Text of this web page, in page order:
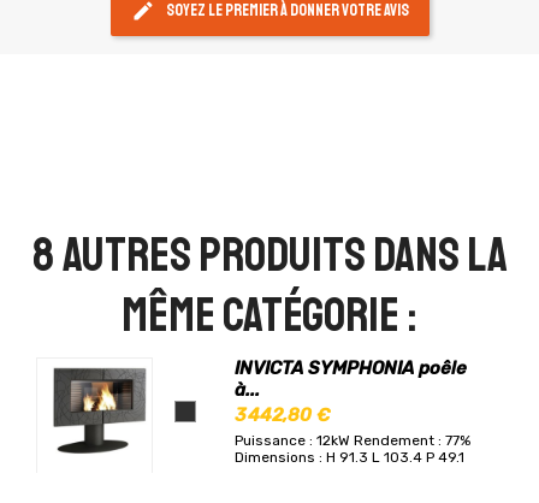
edit Soyez le premier à donner votre avis
8 autres produits dans la
même catégorie :
INVICTA SYMPHONIA poêle
à...
3 442,80 €
Puissance : 12kW Rendement : 77%
Dimensions : H 91.3 L 103.4 P 49.1